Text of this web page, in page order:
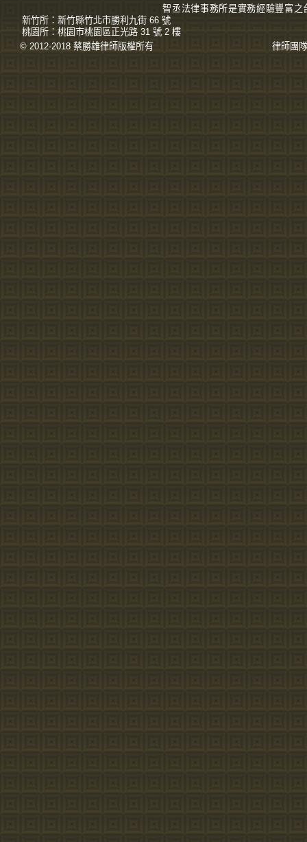
智丞法律事務所是實務經驗豐富之
新竹所： 新竹縣竹北市勝利九街 66 號
桃園所： 桃園市桃園區正光路 31 號 2 樓
© 2012-2018 蔡勝雄律師版權所有 律師團隊